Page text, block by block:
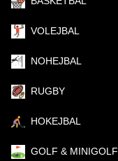
VOLEJBAL
NOHEJBAL
RUGBY
HOKEJBAL
GOLF & MINIGOLF